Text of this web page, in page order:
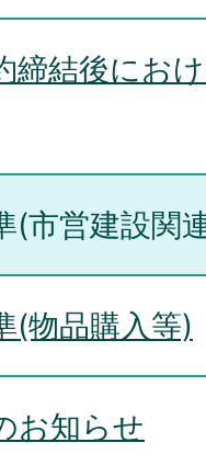
締結後にお
(市営建設関
(物品購入等)
お知らせ